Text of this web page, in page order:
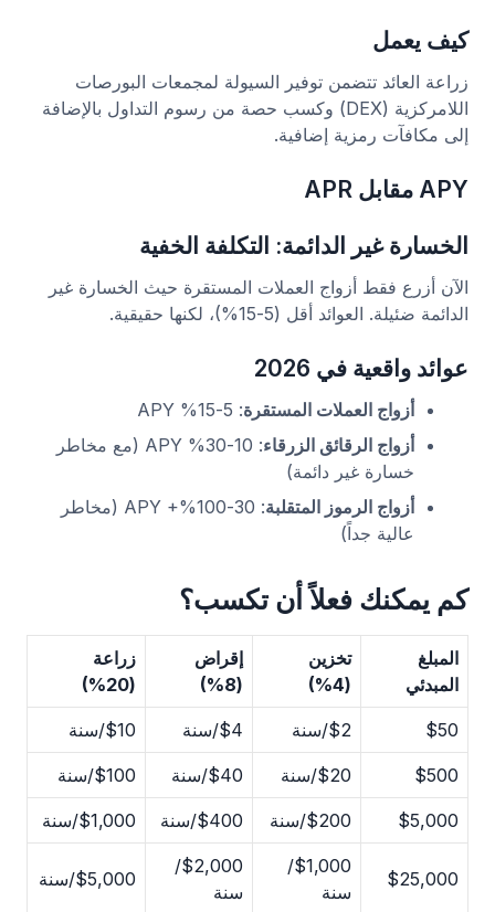
كيف يعمل
زراعة العائد تتضمن توفير السيولة لمجمعات البورصات
اللامركزية (DEX) وكسب حصة من رسوم التداول بالإضافة
إلى مكافآت رمزية إضافية.
APY مقابل APR
الخسارة غير الدائمة: التكلفة الخفية
الآن أزرع فقط أزواج العملات المستقرة حيث الخسارة غير
الدائمة ضئيلة. العوائد أقل (5-15%)، لكنها حقيقية.
عوائد واقعية في 2026
أزواج العملات المستقرة: 5-15% APY
أزواج الرقائق الزرقاء
: 10-30% APY (مع مخاطر
خسارة غير دائمة)
أزواج الرموز المتقلبة
: 30-100%+ APY (مخاطر
عالية جداً)
كم يمكنك فعلاً أن تكسب؟
المبلغ
المبدئي
تخزين
(4%)
إقراض
(8%)
زراعة
(20%)
$50 $2/سنة $4/سنة $10/سنة
$500 $20/سنة $40/سنة $100/سنة
$5,000 $200/سنة $400/سنة $1,000/سنة
$25,000
$1,000/
سنة
$2,000/
سنة
$5,000/سنة